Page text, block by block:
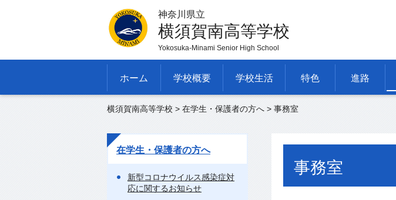
神奈川県立
横須賀南高等学校
Yokosuka-Minami Senior High School
ホーム 学校概要 学校生活 特色 進路
横須賀南高等学校>在学生・保護者の方へ> 事務室
在学生・保護者の方へ
新型コロナウイルス感染症対
応に関するお知らせ
事務室